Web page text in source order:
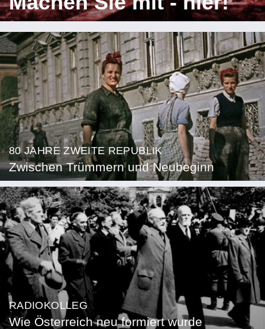
80 JAHRE ZWEITE REPUBLIK
Zwischen Trümmern und Neubeginn
RADIOKOLLEG
Wie Österreich neu formiert wurde